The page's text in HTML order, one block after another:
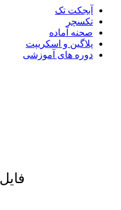
آبجکت تک
تکسچر
صحنه آماده
پلاگین و اسکریپت
دوره های آموزشی